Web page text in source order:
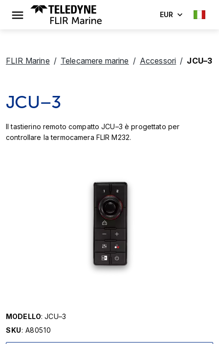
EUR
FLIR Marine Telecamere marine Accessori JCU–3
JCU–3
Il tastierino remoto compatto JCU–3 è progettato per
controllare la termocamera FLIR M232.
MODELLO: JCU–3
SKU: A80510